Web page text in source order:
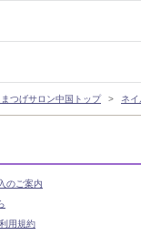
つげサロン中国トップ ネ
のご案内
利用規約